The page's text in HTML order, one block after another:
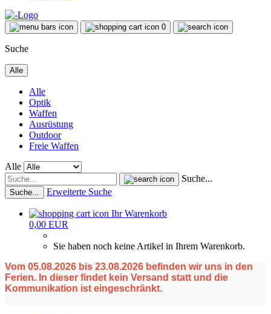
0
Suche
Alle
Alle
Optik
Waffen
Ausrüstung
Outdoor
Freie Waffen
Alle
Suche...
Suche... Erweiterte Suche
Ihr Warenkorb
0,00 EUR
Sie haben noch keine Artikel in Ihrem Warenkorb.
Vom 05.08.2026 bis 23.08.2026 befinden wir uns in den
Ferien. In dieser findet kein Versand statt und die
Kommunikation ist eingeschränkt.